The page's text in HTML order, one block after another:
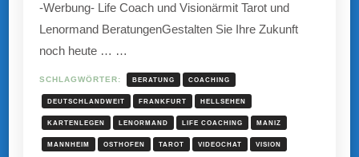
-Werbung- Life Coach und Visionärmit Tarot und
Lenormand BeratungenGestalten Sie Ihre Zukunft
noch heute … …
SCHLAGWÖRTER: BERATUNG COACHING
DEUTSCHLANDWEIT FRANKFURT HELLSEHEN
KARTENLEGEN LENORMAND LIFE COACHING MANIZ
MANNHEIM OSTHOFEN TAROT VIDEOCHAT VISION